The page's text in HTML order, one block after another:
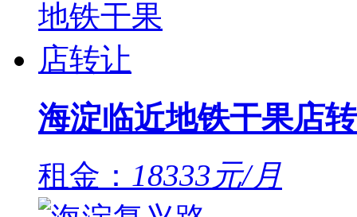
海淀临近地铁干果店
租金： 18333元/月